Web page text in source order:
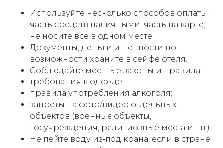
Используйте несколько способов оплаты:
часть средств наличными, часть на карте;
не носите всё в одном месте.
Документы, деньги и ценности по
возможности храните в сейфе отеля.
Соблюдайте местные законы и правила:
требования к одежде;
правила употребления алкоголя;
запреты на фото/видео отдельных
объектов (военные объекты,
госучреждения, религиозные места и т.п.).
Не пейте воду из‑под крана, если в стране